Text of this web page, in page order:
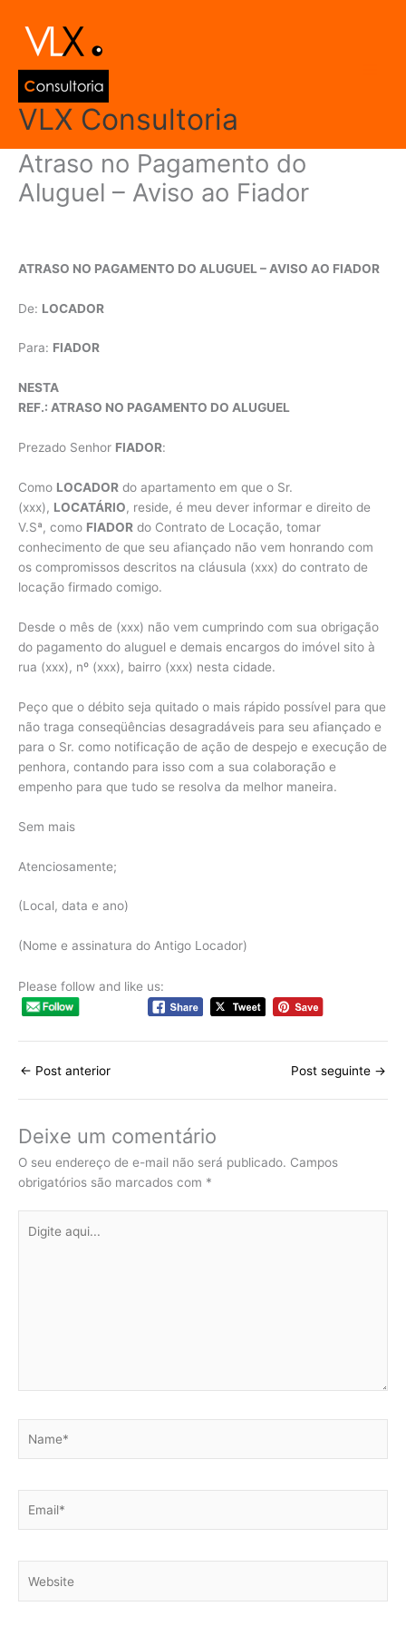
para
conteúdo
VLX Consultoria
Atraso no Pagamento do
Aluguel – Aviso ao Fiador
ATRASO NO PAGAMENTO DO ALUGUEL – AVISO AO FIADOR
De: LOCADOR
Para: FIADOR
NESTA
REF.: ATRASO NO PAGAMENTO DO ALUGUEL
Prezado Senhor FIADOR:
Como LOCADOR do apartamento em que o Sr.
(xxx), LOCATÁRIO, reside, é meu dever informar e direito de
V.Sª, como FIADOR do Contrato de Locação, tomar
conhecimento de que seu afiançado não vem honrando com
os compromissos descritos na cláusula (xxx) do contrato de
locação firmado comigo.
Desde o mês de (xxx) não vem cumprindo com sua obrigação
do pagamento do aluguel e demais encargos do imóvel sito à
rua (xxx), nº (xxx), bairro (xxx) nesta cidade.
Peço que o débito seja quitado o mais rápido possível para que
não traga conseqüências desagradáveis para seu afiançado e
para o Sr. como notificação de ação de despejo e execução de
penhora, contando para isso com a sua colaboração e
empenho para que tudo se resolva da melhor maneira.
Sem mais
Atenciosamente;
(Local, data e ano)
(Nome e assinatura do Antigo Locador)
Please follow and like us:
← Post anterior Post seguinte →
Deixe um comentário
O seu endereço de e-mail não será publicado. Campos
obrigatórios são marcados com *
aqui...